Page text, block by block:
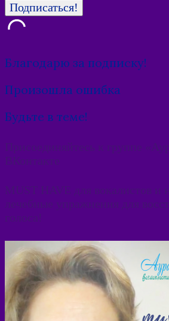
Благодарю за подписку!
Произошла ошибка
Будьте в теме!